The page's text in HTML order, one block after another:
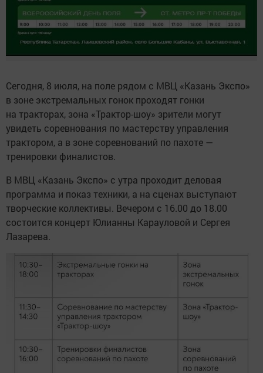
Сегодня, 8 июля, на поле рядом с МВЦ «Казань Экспо»
в зоне экстремальных гонок проходят гонки
на тракторах, зона «Трактор-шоу» зрители могут
увидеть соревнования по мастерству управления
трактором, а в зоне соревнований по пахоте —
тренировки финалистов.
В МВЦ «Казань Экспо» с утра проходит деловая
программа и показ техники, а на сценах выступают
творческие коллективы. Вечером с 16.00 до 18.00
состоится концерт Юлианны Карауловой и Сергея
Лазарева.